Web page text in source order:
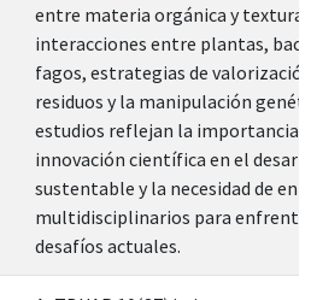
entre materia orgánica y textura
interacciones entre plantas,
fagos, estrategias de valorización
residuos y la manipulación
estudios reflejan la importancia
innovación científica en el
sustentable y la necesidad de
multidisciplinarios para
desafíos actuales.